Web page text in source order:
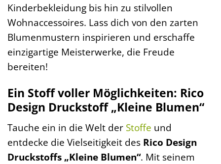
Kinderbekleidung bis hin zu stilvollen
Wohnaccessoires. Lass dich von den zarten
Blumenmustern inspirieren und erschaffe
einzigartige Meisterwerke, die Freude
bereiten!
Ein Stoff voller Möglichkeiten: Rico
Design Druckstoff „Kleine Blumen“
Tauche ein in die Welt der Stoffe und
entdecke die Vielseitigkeit des Rico Design
Druckstoffs „Kleine Blumen“. Mit seinem